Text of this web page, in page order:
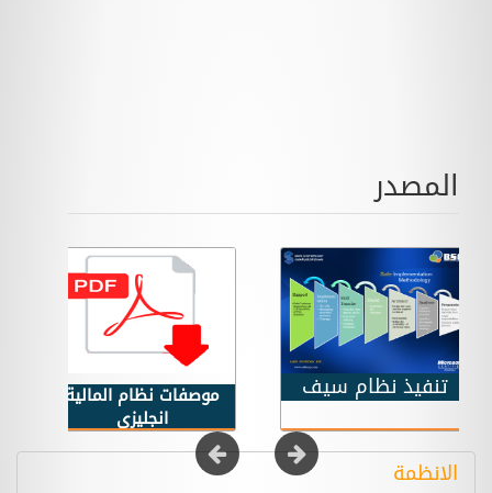
الانظمة
المصدر
موصفات نظام المالية
انجليزى
تنفيذ نظام سيف